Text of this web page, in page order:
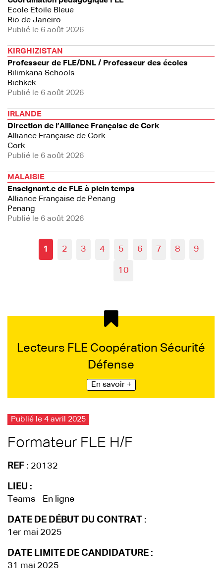
Ecole Etoile Bleue
Rio de Janeiro
Publié le 6 août 2026
KIRGHIZISTAN
Professeur de FLE/DNL / Professeur des écoles
Bilimkana Schools
Bichkek
Publié le 6 août 2026
IRLANDE
Direction de l’Alliance Française de Cork
Alliance Française de Cork
Cork
Publié le 6 août 2026
MALAISIE
Enseignant.e de FLE à plein temps
Alliance Française de Penang
Penang
Publié le 6 août 2026
1 2 3 4 5 6 7 8 9
10
Lecteurs FLE Coopération Sécurité
Défense
En savoir +
Publié le 4 avril 2025
Formateur FLE H/F
REF : 20132
LIEU :
Teams - En ligne
DATE DE DÉBUT DU CONTRAT :
1er mai 2025
DATE LIMITE DE CANDIDATURE :
31 mai 2025